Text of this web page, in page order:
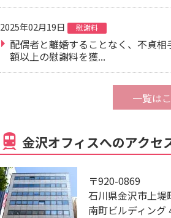
2025年02月19日 慰謝料
配偶者と離婚することなく、不貞相
額以上の慰謝料を獲...
一覧は
金沢オフィスへのアクセ
〒920-0869
石川県金沢市上堤
南町ビルディング